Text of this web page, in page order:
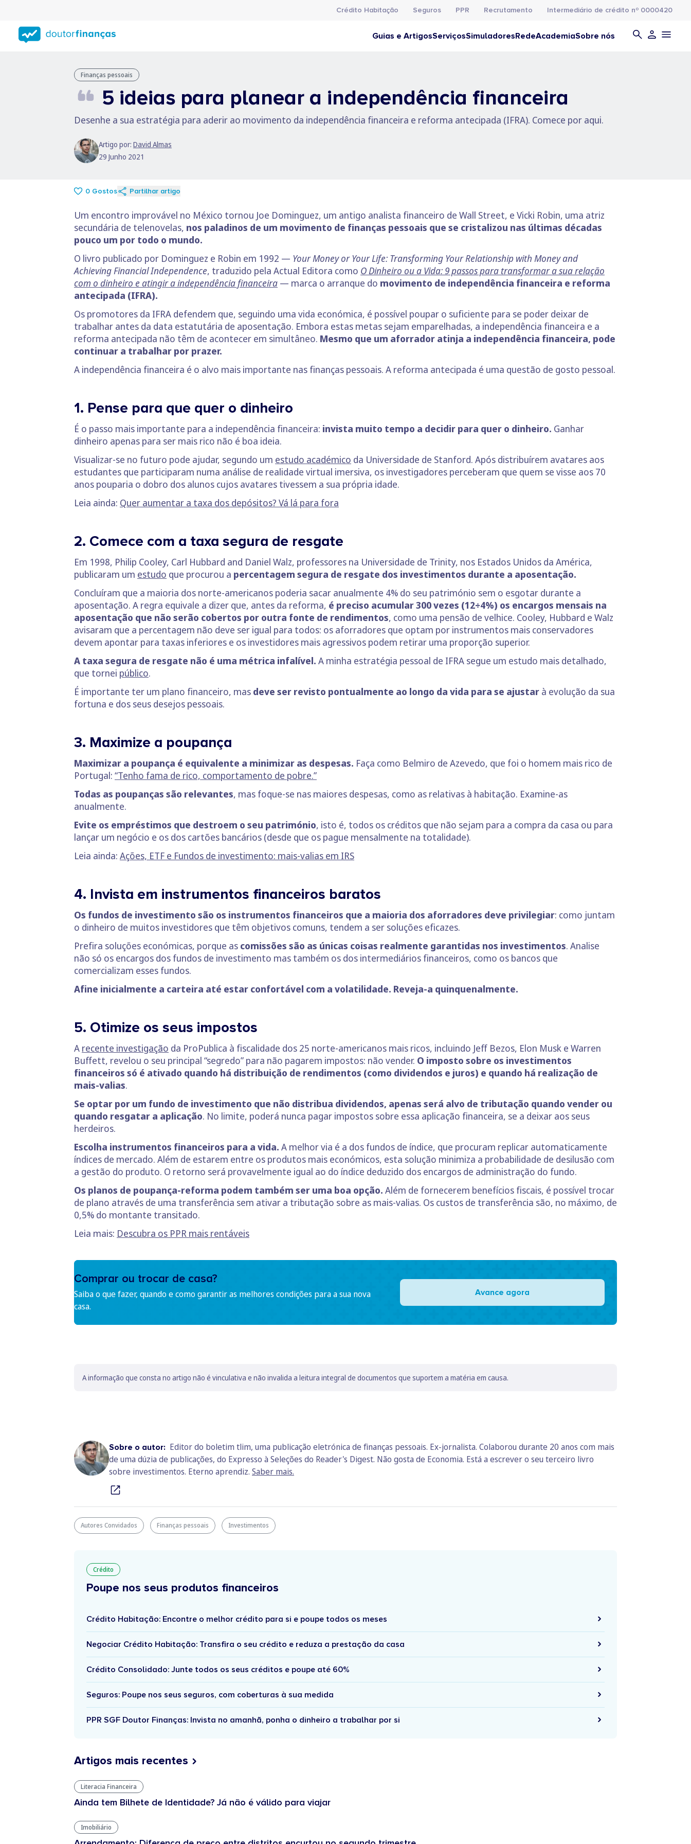
conteúdo
principal
Crédito Habitação Seguros PPR Recrutamento Intermediário de crédito nº 0000420
Guias e ArtigosServiçosSimuladoresRedeAcademiaSobre nós
Finanças pessoais
5 ideias para planear a independência financeira
Desenhe a sua estratégia para aderir ao movimento da independência financeira e reforma antecipada (IFRA). Comece por aqui.
Artigo por: David Almas
29 Junho 2021
0 Gostos Partilhar artigo
Um encontro improvável no México tornou Joe Dominguez, um antigo analista financeiro de Wall Street, e Vicki Robin, uma atriz
secundária de telenovelas, nos paladinos de um movimento de finanças pessoais que se cristalizou nas últimas décadas
pouco um por todo o mundo.
O livro publicado por Dominguez e Robin em 1992 — Your Money or Your Life: Transforming Your Relationship with Money and
Achieving Financial Independence, traduzido pela Actual Editora como O Dinheiro ou a Vida: 9 passos para transformar a sua relação
com o dinheiro e atingir a independência financeira — marca o arranque do movimento de independência financeira e reforma
antecipada (IFRA).
Os promotores da IFRA defendem que, seguindo uma vida económica, é possível poupar o suficiente para se poder deixar de
trabalhar antes da data estatutária de aposentação. Embora estas metas sejam emparelhadas, a independência financeira e a
reforma antecipada não têm de acontecer em simultâneo. Mesmo que um aforrador atinja a independência financeira, pode
continuar a trabalhar por prazer.
A independência financeira é o alvo mais importante nas finanças pessoais. A reforma antecipada é uma questão de gosto pessoal.
1. Pense para que quer o dinheiro
É o passo mais importante para a independência financeira: invista muito tempo a decidir para quer o dinheiro. Ganhar
dinheiro apenas para ser mais rico não é boa ideia.
Visualizar-se no futuro pode ajudar, segundo um estudo académico da Universidade de Stanford. Após distribuírem avatares aos
estudantes que participaram numa análise de realidade virtual imersiva, os investigadores perceberam que quem se visse aos 70
anos pouparia o dobro dos alunos cujos avatares tivessem a sua própria idade.
Leia ainda: Quer aumentar a taxa dos depósitos? Vá lá para fora
2. Comece com a taxa segura de resgate
Em 1998, Philip Cooley, Carl Hubbard and Daniel Walz, professores na Universidade de Trinity, nos Estados Unidos da América,
publicaram um estudo que procurou a percentagem segura de resgate dos investimentos durante a aposentação.
Concluíram que a maioria dos norte-americanos poderia sacar anualmente 4% do seu património sem o esgotar durante a
aposentação. A regra equivale a dizer que, antes da reforma, é preciso acumular 300 vezes (12÷4%) os encargos mensais na
aposentação que não serão cobertos por outra fonte de rendimentos, como uma pensão de velhice. Cooley, Hubbard e Walz
avisaram que a percentagem não deve ser igual para todos: os aforradores que optam por instrumentos mais conservadores
devem apontar para taxas inferiores e os investidores mais agressivos podem retirar uma proporção superior.
A taxa segura de resgate não é uma métrica infalível. A minha estratégia pessoal de IFRA segue um estudo mais detalhado,
que tornei público.
É importante ter um plano financeiro, mas deve ser revisto pontualmente ao longo da vida para se ajustar à evolução da sua
fortuna e dos seus desejos pessoais.
3. Maximize a poupança
Maximizar a poupança é equivalente a minimizar as despesas. Faça como Belmiro de Azevedo, que foi o homem mais rico de
Portugal: “Tenho fama de rico, comportamento de pobre.”
Todas as poupanças são relevantes, mas foque-se nas maiores despesas, como as relativas à habitação. Examine-as
anualmente.
Evite os empréstimos que destroem o seu património, isto é, todos os créditos que não sejam para a compra da casa ou para
lançar um negócio e os dos cartões bancários (desde que os pague mensalmente na totalidade).
Leia ainda: Ações, ETF e Fundos de investimento: mais-valias em IRS
4. Invista em instrumentos financeiros baratos
Os fundos de investimento são os instrumentos financeiros que a maioria dos aforradores deve privilegiar: como juntam
o dinheiro de muitos investidores que têm objetivos comuns, tendem a ser soluções eficazes.
Prefira soluções económicas, porque as comissões são as únicas coisas realmente garantidas nos investimentos. Analise
não só os encargos dos fundos de investimento mas também os dos intermediários financeiros, como os bancos que
comercializam esses fundos.
Afine inicialmente a carteira até estar confortável com a volatilidade. Reveja-a quinquenalmente.
5. Otimize os seus impostos
A recente investigação da ProPublica à fiscalidade dos 25 norte-americanos mais ricos, incluindo Jeff Bezos, Elon Musk e Warren
Buffett, revelou o seu principal “segredo” para não pagarem impostos: não vender. O imposto sobre os investimentos
financeiros só é ativado quando há distribuição de rendimentos (como dividendos e juros) e quando há realização de
mais-valias.
Se optar por um fundo de investimento que não distribua dividendos, apenas será alvo de tributação quando vender ou
quando resgatar a aplicação. No limite, poderá nunca pagar impostos sobre essa aplicação financeira, se a deixar aos seus
herdeiros.
Escolha instrumentos financeiros para a vida. A melhor via é a dos fundos de índice, que procuram replicar automaticamente
índices de mercado. Além de estarem entre os produtos mais económicos, esta solução minimiza a probabilidade de desilusão com
a gestão do produto. O retorno será provavelmente igual ao do índice deduzido dos encargos de administração do fundo.
Os planos de poupança-reforma podem também ser uma boa opção. Além de fornecerem benefícios fiscais, é possível trocar
de plano através de uma transferência sem ativar a tributação sobre as mais-valias. Os custos de transferência são, no máximo, de
0,5% do montante transitado.
Leia mais: Descubra os PPR mais rentáveis
Comprar ou trocar de casa?
Saiba o que fazer, quando e como garantir as melhores condições para a sua nova
casa.
Avance agora
A informação que consta no artigo não é vinculativa e não invalida a leitura integral de documentos que suportem a matéria em causa.
Sobre o autor: Editor do boletim tlim, uma publicação eletrónica de finanças pessoais. Ex-jornalista. Colaborou durante 20 anos com mais
de uma dúzia de publicações, do Expresso à Seleções do Reader's Digest. Não gosta de Economia. Está a escrever o seu terceiro livro
sobre investimentos. Eterno aprendiz. Saber mais.
Autores Convidados Finanças pessoais Investimentos
Crédito
Poupe nos seus produtos financeiros
Crédito Habitação: Encontre o melhor crédito para si e poupe todos os meses
Negociar Crédito Habitação: Transfira o seu crédito e reduza a prestação da casa
Crédito Consolidado: Junte todos os seus créditos e poupe até 60%
Seguros: Poupe nos seus seguros, com coberturas à sua medida
PPR SGF Doutor Finanças: Invista no amanhã, ponha o dinheiro a trabalhar por si
Artigos mais recentes
Literacia Financeira
Ainda tem Bilhete de Identidade? Já não é válido para viajar
Imobiliário